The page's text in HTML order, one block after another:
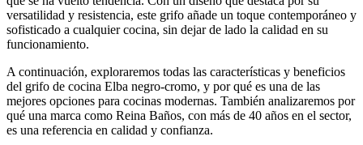
versatilidad y resistencia, este grifo añade un toque contemporáneo y
sofisticado a cualquier cocina, sin dejar de lado la calidad en su
funcionamiento.
A continuación, exploraremos todas las características y beneficios
del grifo de cocina Elba negro-cromo, y por qué es una de las
mejores opciones para cocinas modernas. También analizaremos por
qué una marca como Reina Baños, con más de 40 años en el sector,
es una referencia en calidad y confianza.